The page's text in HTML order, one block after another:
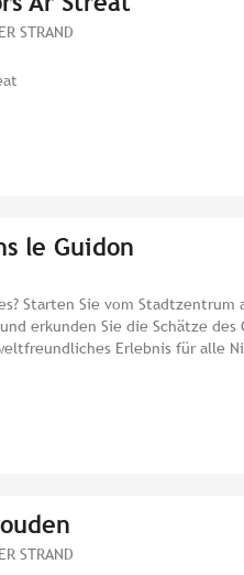
STRAND
le Guidon
Starten Sie vom Stadtzentrum
erkunden Sie die Schätze des
Erlebnis für alle
STRAND